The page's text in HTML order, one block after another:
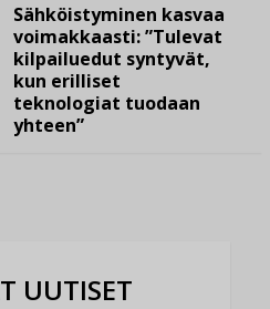
Sähköistyminen kasvaa
voimakkaasti: ”Tulevat
kilpailuedut syntyvät,
kun erilliset
teknologiat tuodaan
yhteen”
UUTISET